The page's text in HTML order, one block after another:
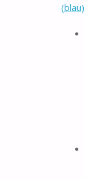
(blau)